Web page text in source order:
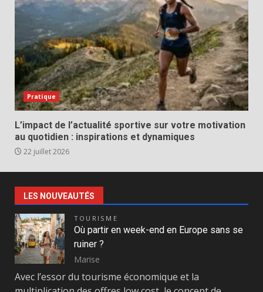
Pratique
L’impact de l’actualité sportive sur votre motivation
au quotidien : inspirations et dynamiques
22 juillet 2026
LES NOUVEAUTÉS
TOURISME
Où partir en week-end en Europe sans se
ruiner ?
Marise
Avec l’essor du tourisme économique et la